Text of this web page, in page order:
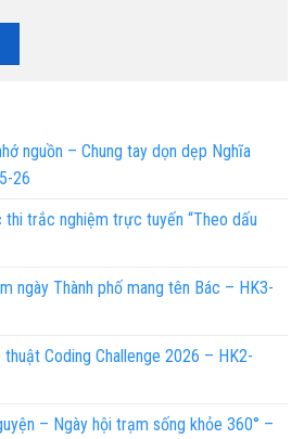
nguồn – Chung tay dọn dẹp Nghĩa
26
trắc nghiệm trực tuyến “Theo dấu
ngày Thành phố mang tên Bác – HK3-
Coding Challenge 2026 – HK2-
– Ngày hội trạm sống khỏe 360° –